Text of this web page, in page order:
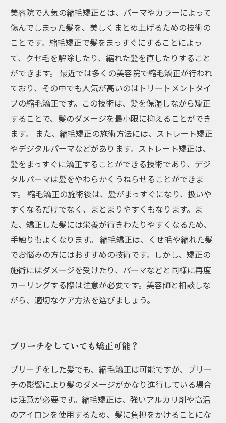
美容院で人気の縮毛矯正とは、パーマやカラーによって
傷んでしまった髪を、美しくまとめ上げるための技術の
ことです。縮毛矯正で髪をまっすぐにすることによっ
て、クセ毛を解除したり、縮れた髪を直したりすること
ができます。 最近では多くの美容院で縮毛矯正が行われ
ており、その中でも人気が高いのはトリートメントタイ
プの縮毛矯正です。この技術は、髪を保湿しながら矯正
することで、髪のダメージを最小限に抑えることができ
ます。 また、縮毛矯正の施術方法には、ストレート矯正
やデジタルパーマなどがあります。ストレート矯正は、
髪をまっすぐに矯正することができる技術であり、デジ
タルパーマは髪をやわらかくうねらせることができま
す。 縮毛矯正の施術後は、髪がまっすぐになり、扱いや
すくなるだけでなく、まとまりやすくもなります。ま
た、矯正した髪には栄養が行きわたりやすくなるため、
手触りもよくなります。 縮毛矯正は、くせ毛や縮れた髪
でお悩みの方にはおすすめの技術です。しかし、矯正の
施術にはダメージを受けたり、パーマなどと同様に再度
カーリングする際は注意が必要です。美容師と相談しな
がら、適切なケア方法を選びましょう。
ブリーチをしていても矯正可能？
ブリーチをした髪でも、縮毛矯正は可能ですが、ブリー
チの影響により髪のダメージがかなり進行している場合
は注意が必要です。縮毛矯正は、強いアルカリ剤や高温
のアイロンを使用するため、髪に負担をかけることにな